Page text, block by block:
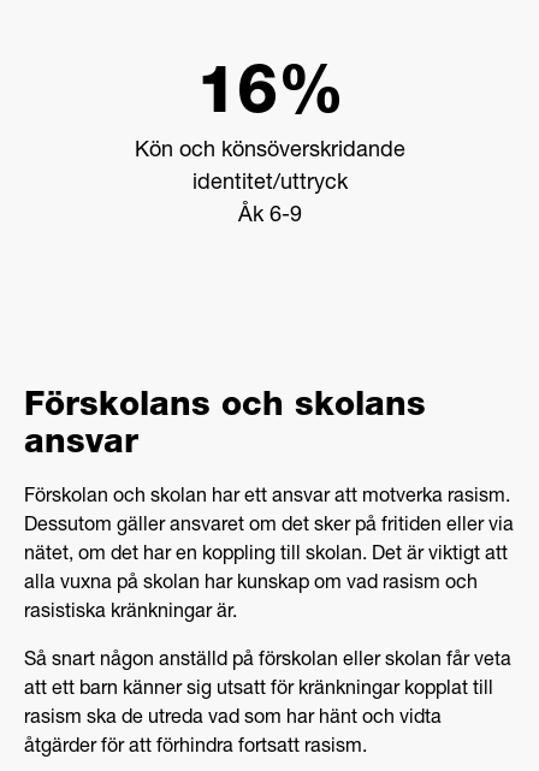
16%
Kön och könsöverskridande
identitet/uttryck
Åk 6-9
Förskolans och skolans
ansvar
Förskolan och skolan har ett ansvar att motverka rasism.
Dessutom gäller ansvaret om det sker på fritiden eller via
nätet, om det har en koppling till skolan. Det är viktigt att
alla vuxna på skolan har kunskap om vad rasism och
rasistiska kränkningar är.
Så snart någon anställd på förskolan eller skolan får veta
att ett barn känner sig utsatt för kränkningar kopplat till
rasism ska de utreda vad som har hänt och vidta
åtgärder för att förhindra fortsatt rasism.